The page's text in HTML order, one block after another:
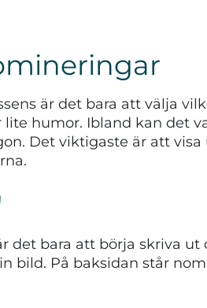
är det bara att välja
humor. Ibland kan det
Det viktigaste är att
det bara att börja skriva
bild. På baksidan står